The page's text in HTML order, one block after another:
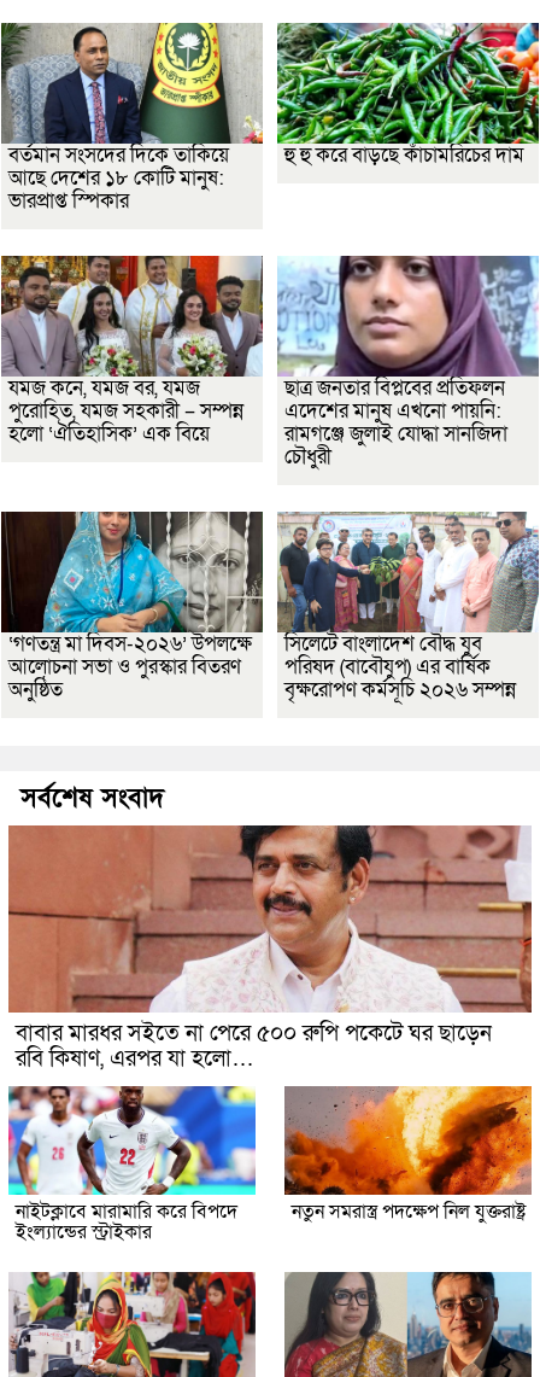
বর্তমান সংসদের দিকে তাকিয়ে
আছে দেশের ১৮ কোটি মানুষ:
ভারপ্রাপ্ত স্পিকার
হু হু করে বাড়ছে কাঁচামরিচের দাম
যমজ কনে, যমজ বর, যমজ
পুরোহিত, যমজ সহকারী – সম্পন্ন
হলো ‘ঐতিহাসিক’ এক বিয়ে
ছাত্র জনতার বিপ্লবের প্রতিফলন
এদেশের মানুষ এখনো পায়নি:
রামগঞ্জে জুলাই যোদ্ধা সানজিদা
চৌধুরী
‘গণতন্ত্র মা দিবস-২০২৬’ উপলক্ষে
আলোচনা সভা ও পুরস্কার বিতরণ
অনুষ্ঠিত
সিলেটে বাংলাদেশ বৌদ্ধ যুব
পরিষদ (বাবৌযুপ) এর বার্ষিক
বৃক্ষরোপণ কর্মসূচি ২০২৬ সম্পন্ন
সর্বশেষ সংবাদ
বাবার মারধর সইতে না পেরে ৫০০ রুপি পকেটে ঘর ছাড়েন
রবি কিষাণ, এরপর যা হলো…
নাইটক্লাবে মারামারি করে বিপদে
ইংল্যান্ডের স্ট্রাইকার
নতুন সমরাস্ত্র পদক্ষেপ নিল যুক্তরাষ্ট্র